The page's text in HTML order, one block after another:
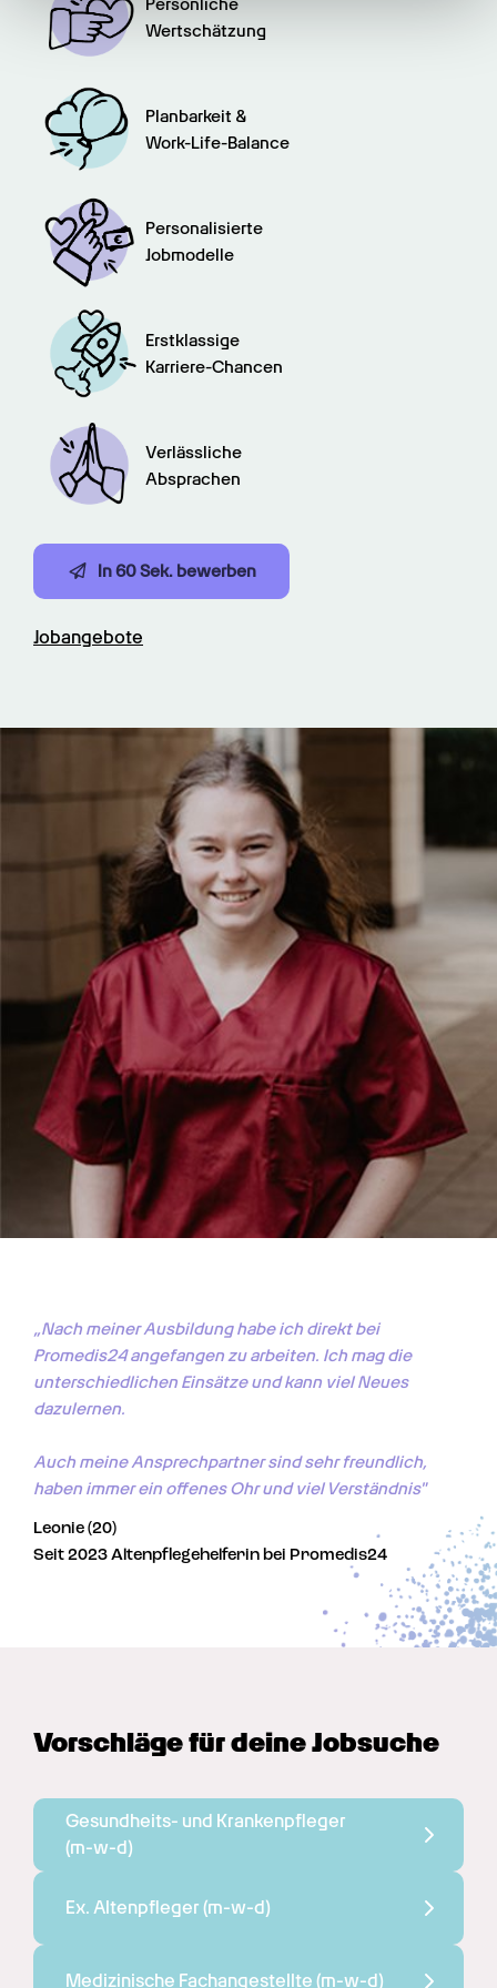
gesammelt haben.
Persönliche
Wertschätzung
Planbarkeit &
Work-Life-Balance
Personalisierte
Jobmodelle
Erstklassige
Karriere-Chancen
Verlässliche
Absprachen
In 60 Sek. bewerben
Jobangebote
„Nach meiner Ausbildung habe ich direkt bei
Promedis24 angefangen zu arbeiten. Ich mag die
unterschiedlichen Einsätze und kann viel Neues
dazulernen.
Auch meine Ansprechpartner sind sehr freundlich,
haben immer ein offenes Ohr und viel Verständnis"
Leonie (20)
Seit 2023 Altenpflegehelferin bei Promedis24
Vorschläge für deine Jobsuche
(m-w-d)
Ex. Altenpfleger (m-w-d)
Medizinische Fachangestellte (m-w-d)